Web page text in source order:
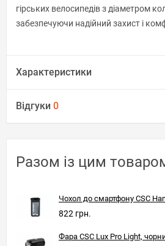
гірських велосипедів з діаметром
забезпечуючи надійний захист і
Характеристики
Відгуки 0
Разом із цим
Чохол до смартфону CSC
822 грн.
Фара CSC Lux Pro Light,